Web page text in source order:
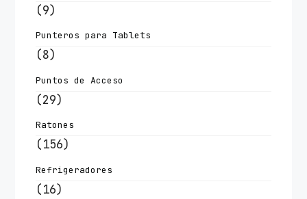
(9)
Punteros para Tablets
(8)
Puntos de Acceso
(29)
Ratones
(156)
Refrigeradores
(16)